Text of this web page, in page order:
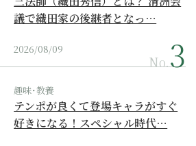
議で織田家の後継者となっ…
2026/08/09
No.
趣味･教養
テンポが良くて登場キャラがすぐ
好きになる！スペシャル時代…